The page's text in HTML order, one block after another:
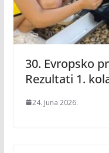
30. Evropsko
Rezultati 1.
24. Juna 2026.